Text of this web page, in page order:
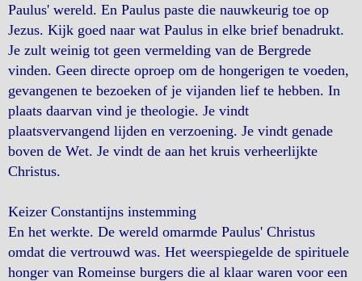
Paulus' wereld. En Paulus paste die nauwkeurig toe op
Jezus. Kijk goed naar wat Paulus in elke brief benadrukt.
Je zult weinig tot geen vermelding van de Bergrede
vinden. Geen directe oproep om de hongerigen te voeden,
gevangenen te bezoeken of je vijanden lief te hebben. In
plaats daarvan vind je theologie. Je vindt
plaatsvervangend lijden en verzoening. Je vindt genade
boven de Wet. Je vindt de aan het kruis verheerlijkte
Christus.
Keizer Constantijns instemming
En het werkte. De wereld omarmde Paulus' Christus
omdat die vertrouwd was. Het weerspiegelde de spirituele
honger van Romeinse burgers die al klaar waren voor een